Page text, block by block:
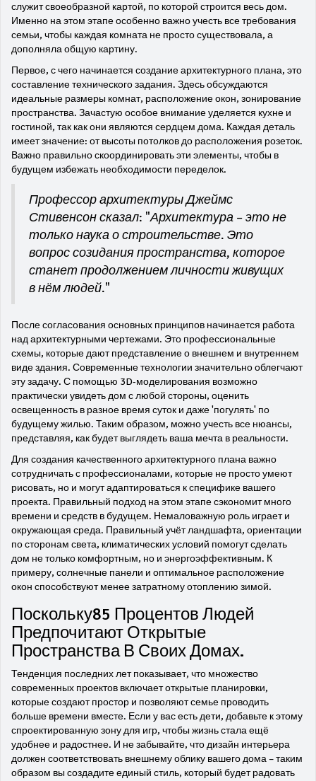
служит своеобразной картой, по которой строится весь дом.
Именно на этом этапе особенно важно учесть все требования
семьи, чтобы каждая комната не просто существовала, а
дополняла общую картину.
Первое, с чего начинается создание архитектурного плана, это
составление технического задания. Здесь обсуждаются
идеальные размеры комнат, расположение окон, зонирование
пространства. Зачастую особое внимание уделяется кухне и
гостиной, так как они являются сердцем дома. Каждая деталь
имеет значение: от высоты потолков до расположения розеток.
Важно правильно скоординировать эти элементы, чтобы в
будущем избежать необходимости переделок.
Профессор архитектуры Джеймс
Стивенсон сказал: "Архитектура – это не
только наука о строительстве. Это
вопрос созидания пространства, которое
станет продолжением личности живущих
в нём людей."
После согласования основных принципов начинается работа
над архитектурными чертежами. Это профессиональные
схемы, которые дают представление о внешнем и внутреннем
виде здания. Современные технологии значительно облегчают
эту задачу. С помощью 3D-моделирования возможно
практически увидеть дом с любой стороны, оценить
освещенность в разное время суток и даже 'погулять' по
будущему жилью. Таким образом, можно учесть все нюансы,
представляя, как будет выглядеть ваша мечта в реальности.
Для создания качественного архитектурного плана важно
сотрудничать с профессионалами, которые не просто умеют
рисовать, но и могут адаптироваться к специфике вашего
проекта. Правильный подход на этом этапе сэкономит много
времени и средств в будущем. Немаловажную роль играет и
окружающая среда. Правильный учёт ландшафта, ориентации
по сторонам света, климатических условий помогут сделать
дом не только комфортным, но и энергоэффективным. К
примеру, солнечные панели и оптимальное расположение
окон способствуют менее затратному отоплению зимой.
Поскольку85 Процентов Людей
Предпочитают Открытые
Пространства В Своих Домах.
Тенденция последних лет показывает, что множество
современных проектов включает открытые планировки,
которые создают простор и позволяют семье проводить
больше времени вместе. Если у вас есть дети, добавьте к этому
спроектированную зону для игр, чтобы жизнь стала ещё
удобнее и радостнее. И не забывайте, что дизайн интерьера
должен соответствовать внешнему облику вашего дома – таким
образом вы создадите единый стиль, который будет радовать